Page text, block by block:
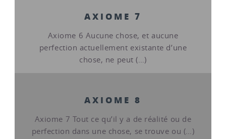
AXIOME 7
Axiome 6 Aucune chose, et aucune
perfection actuellement existante d’une
chose, ne peut (…)
AXIOME 8
Axiome 7 Tout ce qu’il y a de réalité ou de
perfection dans une chose, se trouve ou (…)